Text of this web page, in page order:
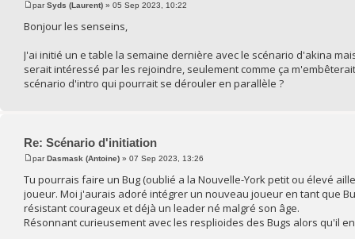
parSyds (Laurent) » 05 Sep 2023, 10:22
Bonjour les senseins,
J'ai initié un e table la semaine dernière avec le scénario d'akina
serait intéressé par les rejoindre, seulement comme ça
scénario d'intro qui pourrait se dérouler en parallèle ?
Re: Scénario d'initiation
parDasmask (Antoine) » 07 Sep 2023, 13:26
Tu pourrais faire un Bug (oublié a la Nouvelle-York petit ou élevé
joueur. Moi j'aurais adoré intégrer un nouveau joueur en tant que
résistant courageux et déjà un leader né malgré son âge.
Résonnant curieusement avec les resplioides des Bugs alors qu'il